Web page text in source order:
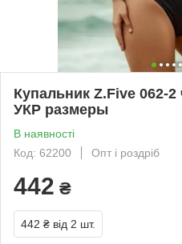
Купальник Z.Five 062-
УКР размеры
В наявності
Код: 62200
Опт і роздріб
442 ₴
442 ₴ від 2 шт.